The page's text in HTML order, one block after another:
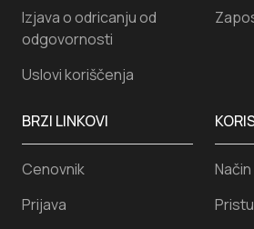
Izjava o odricanju od
odgovornosti
Uslovi koriščenja
BRZI LINKOVI
Cenovnik
Prijava